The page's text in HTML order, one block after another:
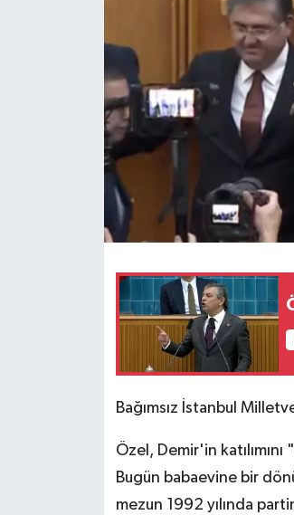
Bağımsız İstanbul
Özel, Demir'in
Bugün babaevine bir
mezun 1992 yılında